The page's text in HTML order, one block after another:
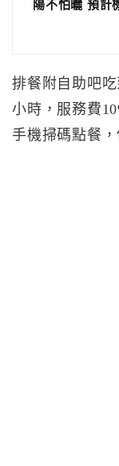
陽不怕曬 預計
排餐附自助吧
小時，服務費
手機掃碼點餐